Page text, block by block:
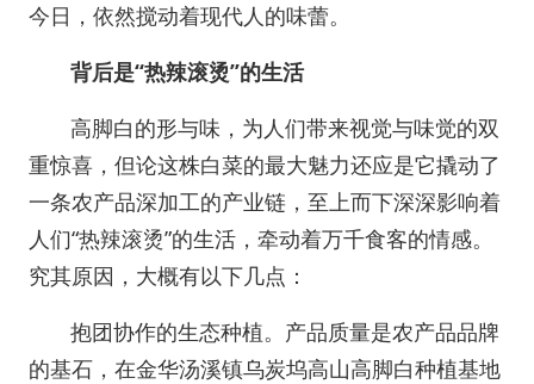
今日，依然搅动着现代人的味蕾。
背后是“热辣滚烫”的生活
高脚白的形与味，为人们带来视觉与味觉的双
重惊喜，但论这株白菜的最大魅力还应是它撬动了
一条农产品深加工的产业链，至上而下深深影响着
人们“热辣滚烫”的生活，牵动着万千食客的情感。
究其原因，大概有以下几点：
抱团协作的生态种植。产品质量是农产品品牌
的基石，在金华汤溪镇乌炭坞高山高脚白种植基地